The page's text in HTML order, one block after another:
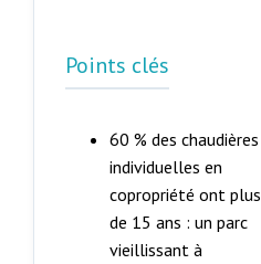
Points clés
60 % des chaudières
individuelles en
copropriété ont plus
de 15 ans : un parc
vieillissant à